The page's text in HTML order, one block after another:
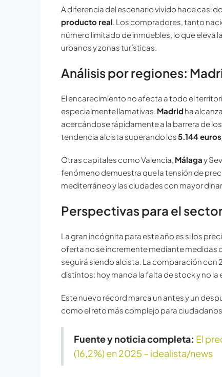
A diferencia del escenario vivido hace casi
producto real. Los compradores, tanto
número limitado de inmuebles, lo que eleva
urbanos y zonas turísticas.
Análisis por regiones:
El encarecimiento no afecta a todo el
especialmente llamativas. Madridha
acercándose rápidamente a la barrera de
tendencia alcista superando los5.144
Otras capitales como Valencia, Málagay
fenómeno demuestra que la tensión de
mediterráneo y las ciudades con mayor
Perspectivas para el
La gran incógnita para este año es si los
oferta no se incremente mediante medidas
seguirá siendo alcista. La comparación
distintos: hoy manda la falta de stock y no
Este nuevo récord marca un antes y un
como el reto más complejo para
Fuente y noticia completa: El
(16,2%) en 2025 – idealista/news